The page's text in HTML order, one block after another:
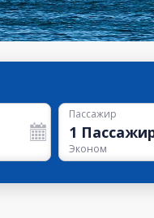
Пассажир
1
Эконом